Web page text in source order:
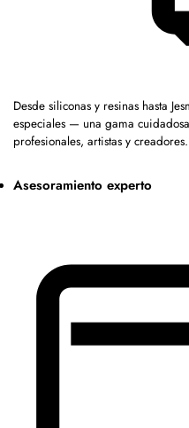
Desde siliconas y resinas hasta
especiales — una gama
profesionales, artistas y creadores.
Asesoramiento experto